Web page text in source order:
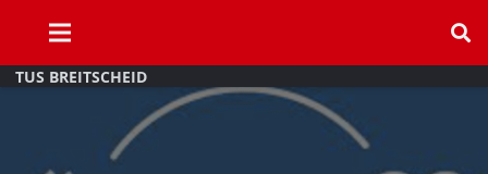
TUS BREITSCHEID